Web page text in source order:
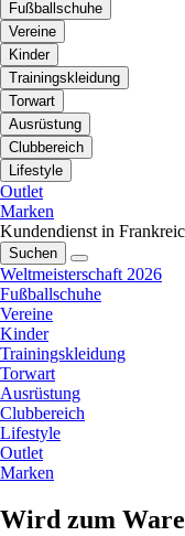
Fußballschuhe
Vereine
Kinder
Trainingskleidung
Torwart
Ausrüstung
Clubbereich
Lifestyle
Outlet
Marken
Kundendienst in
Suchen
Weltmeisterschaft 2026
Fußballschuhe
Vereine
Kinder
Trainingskleidung
Torwart
Ausrüstung
Clubbereich
Lifestyle
Outlet
Marken
Wird zum